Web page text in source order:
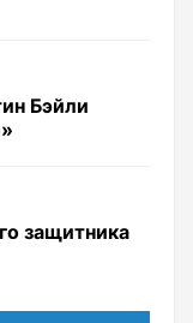
Бэйли
защитника